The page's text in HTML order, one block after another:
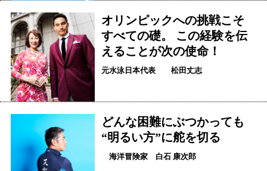
オリンピックへの挑戦こそ
すべての礎。 この経験を伝
えることが次の使命！
元水泳日本代表 松田丈志
どんな困難にぶつかっても
“明るい方”に舵を切る
海洋冒険家 白石 康次郎